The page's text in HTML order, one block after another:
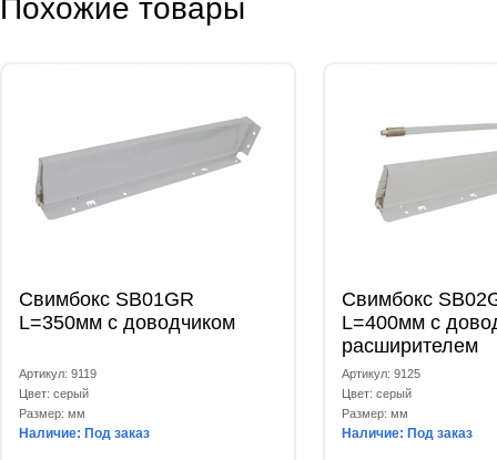
Похожие товары
Свимбокс SB01GR
L=350мм с доводчиком
Артикул: 9119
Цвет: серый
Размер: мм
Наличие: Под заказ
Свимбокс
L=400мм с
расширителем
Артикул: 9125
Цвет: серый
Размер: мм
Наличие: Под заказ